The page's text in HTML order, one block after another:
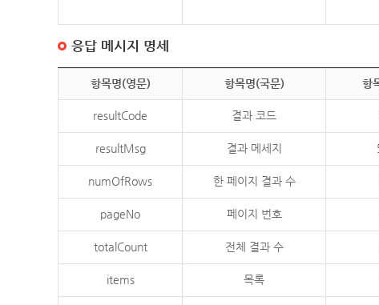
응답 메시지 명세
항목명(영문) 항목명(국문) 항
resultCode 결과 코드
resultMsg 결과 메세지
numOfRows 한 페이지 결과 수
pageNo 페이지 번호
totalCount 전체 결과 수
items 목록